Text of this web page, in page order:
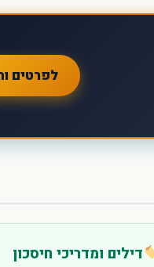
לפרטים
דילים ומדריכי חיסכון